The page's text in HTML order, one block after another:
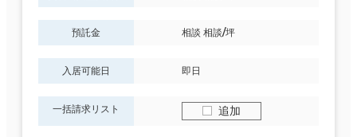
預託金 相談 相談/坪
入居可能日 即日
一括請求リスト 追加